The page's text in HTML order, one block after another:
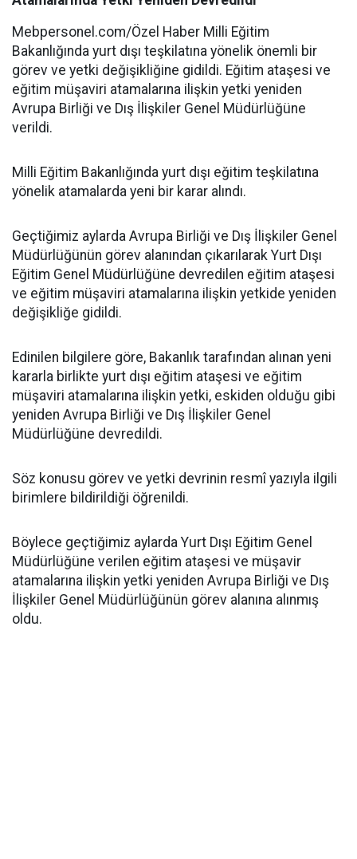
Mebpersonel.com/Özel Haber Milli Eğitim
Bakanlığında yurt dışı teşkilatına yönelik önemli bir
görev ve yetki değişikliğine gidildi. Eğitim ataşesi ve
eğitim müşaviri atamalarına ilişkin yetki yeniden
Avrupa Birliği ve Dış İlişkiler Genel Müdürlüğüne
verildi.
Milli Eğitim Bakanlığında yurt dışı eğitim teşkilatına
yönelik atamalarda yeni bir karar alındı.
Geçtiğimiz aylarda Avrupa Birliği ve Dış İlişkiler Genel
Müdürlüğünün görev alanından çıkarılarak Yurt Dışı
Eğitim Genel Müdürlüğüne devredilen eğitim ataşesi
ve eğitim müşaviri atamalarına ilişkin yetkide yeniden
değişikliğe gidildi.
Edinilen bilgilere göre, Bakanlık tarafından alınan yeni
kararla birlikte yurt dışı eğitim ataşesi ve eğitim
müşaviri atamalarına ilişkin yetki, eskiden olduğu gibi
yeniden Avrupa Birliği ve Dış İlişkiler Genel
Müdürlüğüne devredildi.
Söz konusu görev ve yetki devrinin resmî yazıyla ilgili
birimlere bildirildiği öğrenildi.
Böylece geçtiğimiz aylarda Yurt Dışı Eğitim Genel
Müdürlüğüne verilen eğitim ataşesi ve müşavir
atamalarına ilişkin yetki yeniden Avrupa Birliği ve Dış
İlişkiler Genel Müdürlüğünün görev alanına alınmış
oldu.